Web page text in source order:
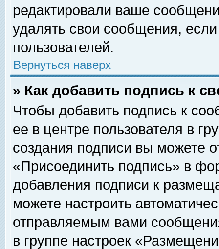
редактировали ваше
удалять свои сообщения,
пользователей.
Вернуться наверх
» Как добавить подпись к
Чтобы добавить подпись к
ее в центре пользователя в
создания подписи вы можете
«Присоединить подпись» в
добавления подписи к
можете настроить
отправляемым вами
в группе настроек